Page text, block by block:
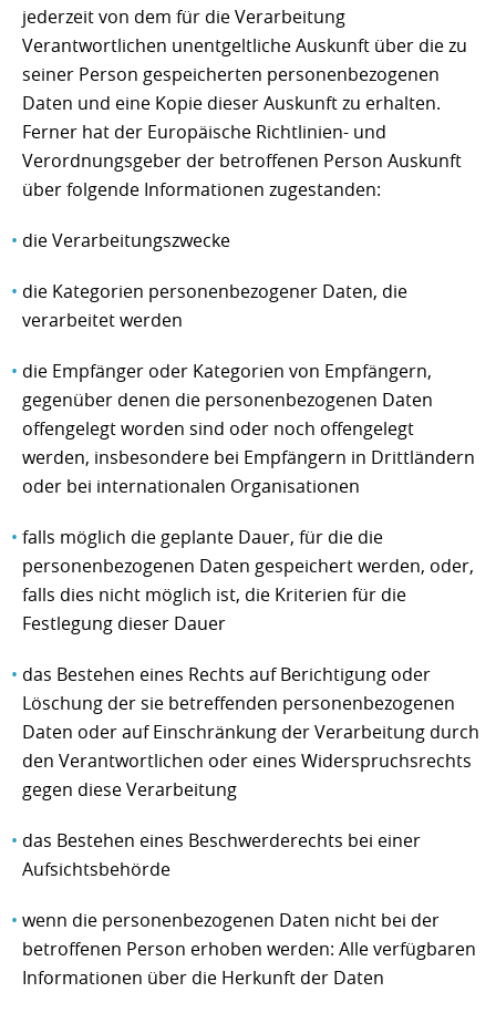
jederzeit von dem für die Verarbeitung
Verantwortlichen unentgeltliche Auskunft über die zu
seiner Person gespeicherten personenbezogenen
Daten und eine Kopie dieser Auskunft zu erhalten.
Ferner hat der Europäische Richtlinien- und
Verordnungsgeber der betroffenen Person Auskunft
über folgende Informationen zugestanden:
die Verarbeitungszwecke
die Kategorien personenbezogener Daten, die
verarbeitet werden
die Empfänger oder Kategorien von Empfängern,
gegenüber denen die personenbezogenen Daten
offengelegt worden sind oder noch offengelegt
werden, insbesondere bei Empfängern in Drittländern
oder bei internationalen Organisationen
falls möglich die geplante Dauer, für die die
personenbezogenen Daten gespeichert werden, oder,
falls dies nicht möglich ist, die Kriterien für die
Festlegung dieser Dauer
das Bestehen eines Rechts auf Berichtigung oder
Löschung der sie betreffenden personenbezogenen
Daten oder auf Einschränkung der Verarbeitung durch
den Verantwortlichen oder eines Widerspruchsrechts
gegen diese Verarbeitung
das Bestehen eines Beschwerderechts bei einer
Aufsichtsbehörde
wenn die personenbezogenen Daten nicht bei der
betroffenen Person erhoben werden: Alle verfügbaren
Informationen über die Herkunft der Daten